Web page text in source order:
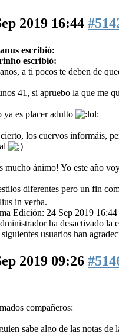
2019 16:44
escribió:
escribió:
a ti pocos te deben de
41, si apruebo la que me
ya es placer adulto
los cuervos informáis,
mucho ánimo! Yo este año
diferentes pero un fin
in verba.
Edición: 24 Sep 2019
ha desactivado la
usuarios han
2019 09:26
compañeros:
sabe algo de las notas de